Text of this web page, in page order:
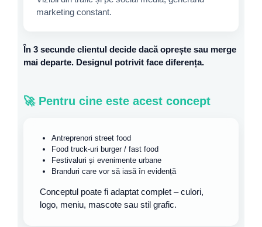
marketing constant.
În 3 secunde clientul decide dacă oprește sau merge
mai departe. Designul potrivit face diferența.
🚀 Pentru cine este acest concept
Antreprenori street food
Food truck-uri burger / fast food
Festivaluri și evenimente urbane
Branduri care vor să iasă în evidență
Conceptul poate fi adaptat complet – culori,
logo, meniu, mascote sau stil grafic.